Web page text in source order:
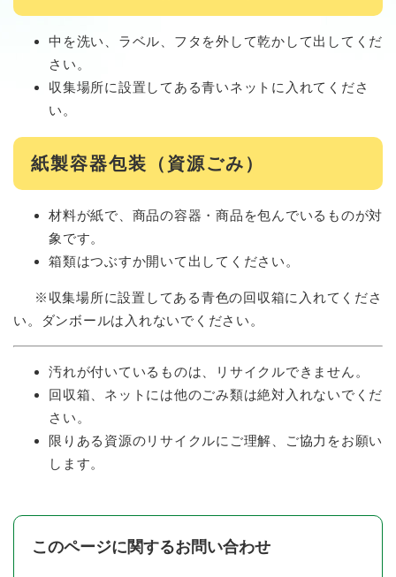
中を洗い、ラベル、フタを外して乾かして出してくだ
さい。
収集場所に設置してある青いネットに入れてくださ
い。
紙製容器包装（資源ごみ）
材料が紙で、商品の容器・商品を包んでいるものが対
象です。
箱類はつぶすか開いて出してください。
※収集場所に設置してある青色の回収箱に入れてくださ
い。ダンボールは入れないでください。
汚れが付いているものは、リサイクルできません。
回収箱、ネットには他のごみ類は絶対入れないでくだ
さい。
限りある資源のリサイクルにご理解、ご協力をお願い
します。
このページに関するお問い合わせ